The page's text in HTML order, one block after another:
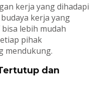
kerja yang dihadapi
kerja yang
lebih mudah
pihak
mendukung.
dan